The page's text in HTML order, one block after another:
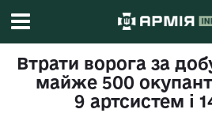
Втрати ворога за
майже 500
9 артсистем і